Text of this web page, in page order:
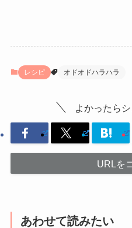
レシピ オドオドハラハラ
よかったら
URLを
あわせて読みたい